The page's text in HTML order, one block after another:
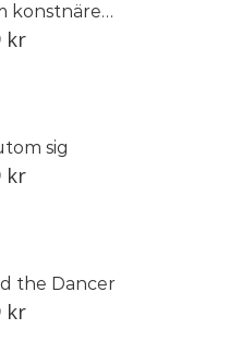
Sverige genom konstnärens öga
kr
sig
kr
the Dancer
kr